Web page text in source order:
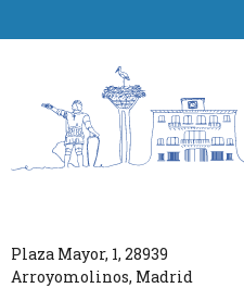
Plaza Mayor, 1, 28939
Arroyomolinos, Madrid